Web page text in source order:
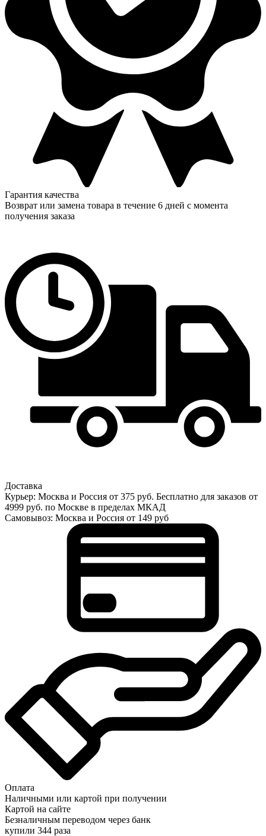
Гарантия качества
Возврат или замена товара в течение 6 дней с момента
получения заказа
Доставка
Курьер: Москва и Россия от 375 руб. Бесплатно для заказов от
4999 руб. по Москве в пределах МКАД
Самовывоз: Москва и Россия от 149 руб
Оплата
Наличными или картой при получении
Картой на сайте
Безналичным переводом через банк
купили 344 раза